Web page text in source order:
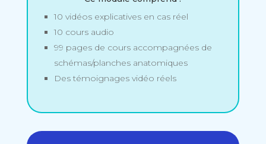
10 vidéos explicatives en cas réel
10 cours audio
99 pages de cours accompagnées de
schémas/planches anatomiques
Des témoignages vidéo réels